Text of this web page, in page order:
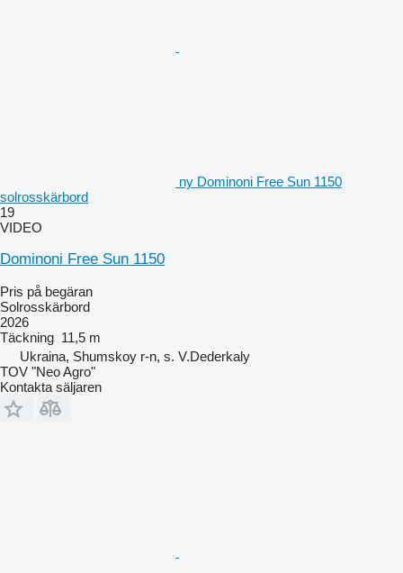
ny Dominoni Free Sun 1150
solrosskärbord
19
VIDEO
Dominoni Free Sun 1150
Pris på begäran
Solrosskärbord
2026
Täckning 11,5 m
Ukraina, Shumskoy r-n, s. V.Dederkaly
TOV "Neo Agro"
Kontakta säljaren